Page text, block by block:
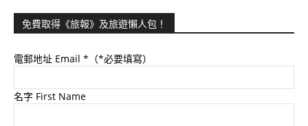
免費取得《旅報》及旅遊懶人包！
電郵地址 Email *（*必要填寫）
名字 First Name